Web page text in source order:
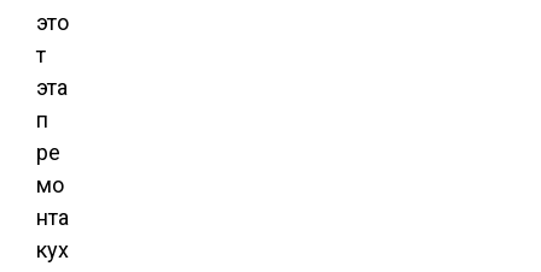
это
т
эта
п
ре
мо
нта
кух